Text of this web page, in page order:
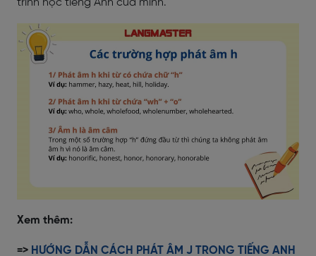
trình học tiếng Anh của mình.
Xem thêm:
=> HƯỚNG DẪN CÁCH PHÁT ÂM J TRONG TIẾNG ANH